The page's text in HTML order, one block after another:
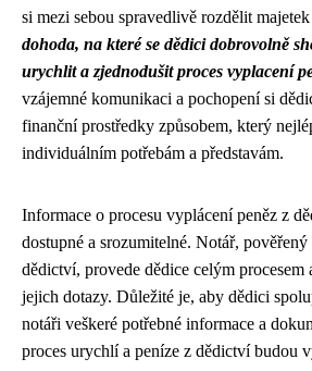
si mezi sebou spravedlivě rozdělit
dohoda, na které se dědici dobrovolně
urychlit a zjednodušit proces vyplacení
vzájemné komunikaci a pochopení si
finanční prostředky způsobem, který
individuálním potřebám a představám.
Informace o procesu vyplácení peněz z
dostupné a srozumitelné. Notář,
dědictví, provede dědice celým procesem
jejich dotazy. Důležité je, aby dědici
notáři veškeré potřebné informace a
proces urychlí a peníze z dědictví budou